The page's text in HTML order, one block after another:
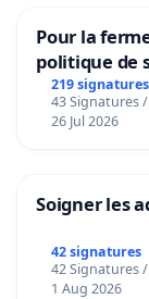
Pour la
politique de
219 signatures
43 Signatures
26 Jul 2026
Soigner les
42 signatures
42 Signatures
1 Aug 2026